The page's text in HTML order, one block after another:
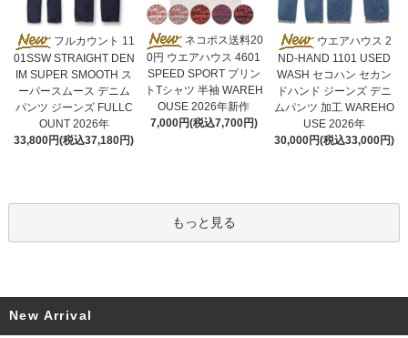
フルカウント 11
01SSW STRAIGHT DEN
IM SUPER SMOOTH ス
ーパースムース デニム
パンツ ジーンズ FULLC
OUNT 2026年
33,800円(税込37,180円)
ネコポス送料20
0円 ウエアハウス 4601
SPEED SPORT プリン
トTシャツ 半袖 WAREH
OUSE 2026年新作
7,000円(税込7,700円)
ウエアハウス 2
ND-HAND 1101 USED
WASH セコハン セカン
ドハンド ジーンズ デニ
ムパンツ 加工 WAREHO
USE 2026年
30,000円(税込33,000円)
もっと見る
New Arrival